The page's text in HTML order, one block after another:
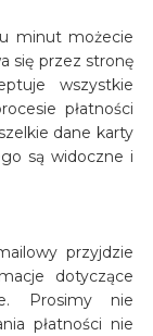
minut możecie
się przez stronę
wszystkie
płatności
dane karty
są widoczne i
przyjdzie
dotyczące
Prosimy nie
płatności nie